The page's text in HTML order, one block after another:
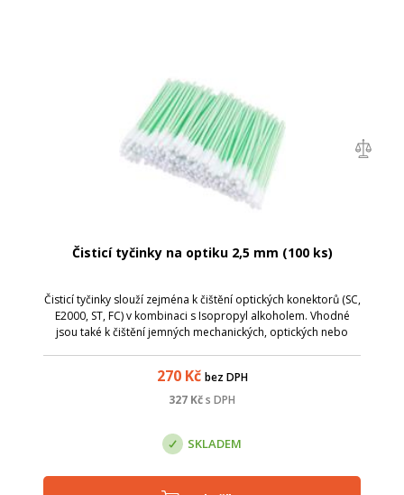
Čisticí tyčinky na optiku 2,5 mm (100 ks)
Čisticí tyčinky slouží zejména k čištění optických konektorů (SC,
E2000, ST, FC) v kombinaci s Isopropyl alkoholem. Vhodné
jsou také k čištění jemných mechanických, optických nebo
270Kč bez DPH
327 Kčs DPH
SKLADEM